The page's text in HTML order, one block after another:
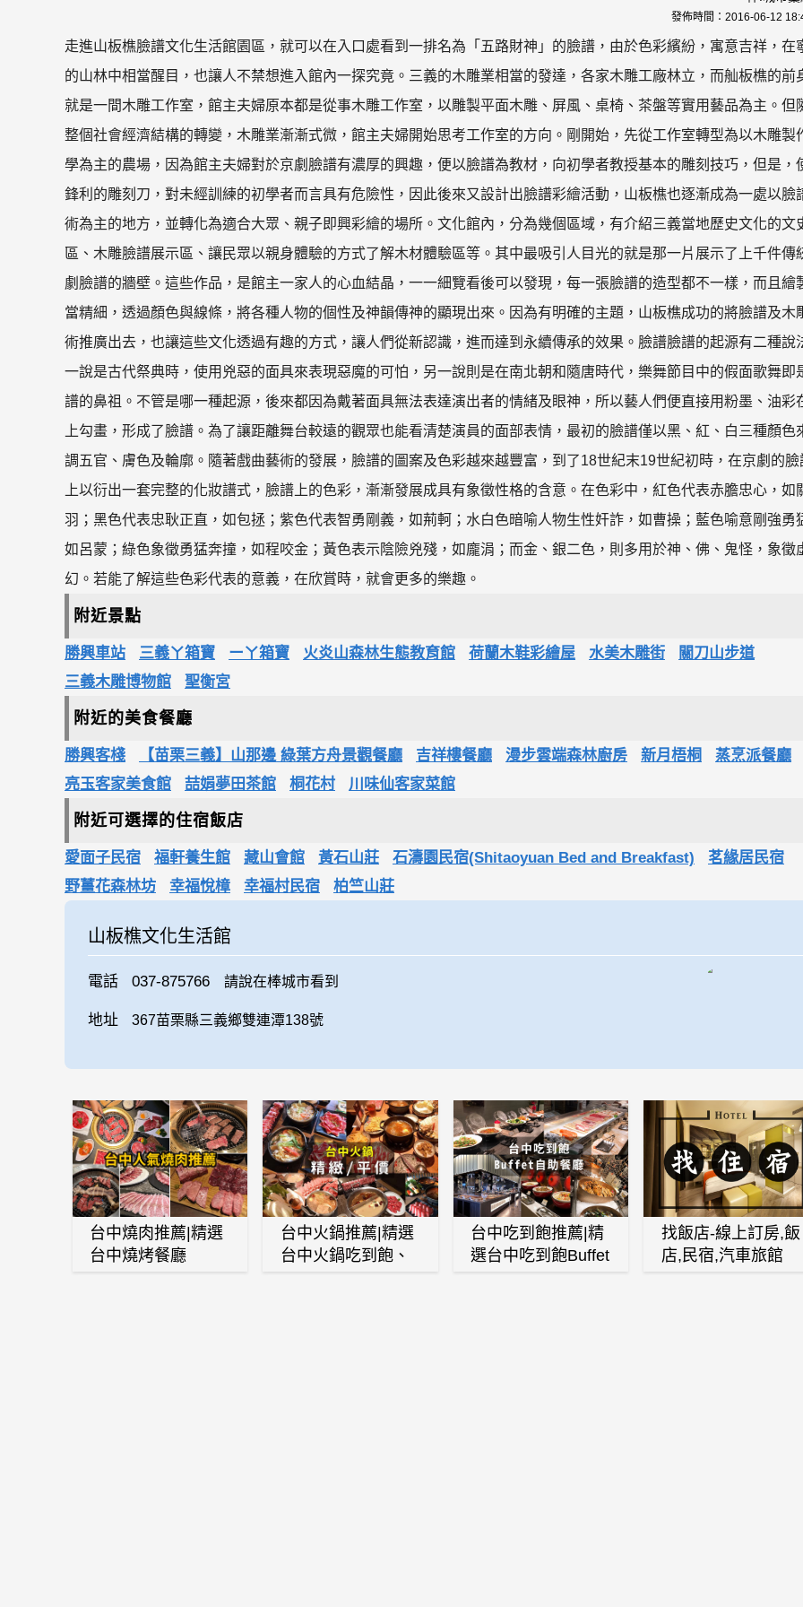
發佈時間： 2016-06-12
走進山板樵臉譜文化生活館園區，就可以在入口處看到一排名為「五路財神」的臉譜，由於色彩繽紛，寓意吉祥，在
的山林中相當醒目，也讓人不禁想進入館內一探究竟。三義的木雕業相當的發達，各家木雕工廠林立，而舢板樵的前
就是一間木雕工作室，館主夫婦原本都是從事木雕工作室，以雕製平面木雕、屏風、桌椅、茶盤等實用藝品為主。但
整個社會經濟結構的轉變，木雕業漸漸式微，館主夫婦開始思考工作室的方向。剛開始，先從工作室轉型為以木雕製
學為主的農場，因為館主夫婦對於京劇臉譜有濃厚的興趣，便以臉譜為教材，向初學者教授基本的雕刻技巧，但是，
鋒利的雕刻刀，對未經訓練的初學者而言具有危險性，因此後來又設計出臉譜彩繪活動，山板樵也逐漸成為一處以臉
術為主的地方，並轉化為適合大眾、親子即興彩繪的場所。文化館內，分為幾個區域，有介紹三義當地歷史文化的文
區、木雕臉譜展示區、讓民眾以親身體驗的方式了解木材體驗區等。其中最吸引人目光的就是那一片展示了上千件傳
劇臉譜的牆壁。這些作品，是館主一家人的心血結晶，一一細覽看後可以發現，每一張臉譜的造型都不一樣，而且繪
當精細，透過顏色與線條，將各種人物的個性及神韻傳神的顯現出來。因為有明確的主題，山板樵成功的將臉譜及木
術推廣出去，也讓這些文化透過有趣的方式，讓人們從新認識，進而達到永續傳承的效果。臉譜臉譜的起源有二種說
一說是古代祭典時，使用兇惡的面具來表現惡魔的可怕，另一說則是在南北朝和隨唐時代，樂舞節目中的假面歌舞即
譜的鼻祖。不管是哪一種起源，後來都因為戴著面具無法表達演出者的情緒及眼神，所以藝人們便直接用粉墨、油彩
上勾畫，形成了臉譜。為了讓距離舞台較遠的觀眾也能看清楚演員的面部表情，最初的臉譜僅以黑、紅、白三種顏色
調五官、膚色及輪廓。隨著戲曲藝術的發展，臉譜的圖案及色彩越來越豐富，到了18世紀末19世紀初時，在京劇的臉
上以衍出一套完整的化妝譜式，臉譜上的色彩，漸漸發展成具有象徵性格的含意。在色彩中，紅色代表赤膽忠心，如
羽；黑色代表忠耿正直，如包拯；紫色代表智勇剛義，如荊軻；水白色暗喻人物生性奸詐，如曹操；藍色喻意剛強勇
如呂蒙；綠色象徵勇猛奔撞，如程咬金；黃色表示陰險兇殘，如龐涓；而金、銀二色，則多用於神、佛、鬼怪，象徵
幻。若能了解這些色彩代表的意義，在欣賞時，就會更多的樂趣。
附近景點
勝興車站 三義ㄚ箱寶 ーㄚ箱寶 火炎山森林生態教育館 荷蘭木鞋彩繪屋 水美木雕街
關刀山步道
三義木雕博物館
聖衡宮
附近的美食餐廳
勝興客棧 【苗栗三義】山那邊 綠葉方舟景觀餐廳 吉祥樓餐廳 漫步雲端森林廚房 新月梧桐
蒸烹派餐廳
亮玉客家美食館
喆娟夢田茶館 桐花村 川味仙客家菜館
附近可選擇的住宿飯店
愛面子民宿 福軒養生館 藏山會館 黃石山莊 石濤園民宿(Shitaoyuan Bed and Breakfast)
茗緣居民宿
野薑花森林坊
幸福悅樟 幸福村民宿 柏竺山莊
山板樵文化生活館
電話 037-875766 請說在棒城市看到
地址 367苗栗縣三義鄉雙連潭138號
台中燒肉推薦|精選
台中燒烤餐廳
台中火鍋推薦|精選
台中火鍋吃到飽、
台中吃到飽推薦|精
選台中吃到飽Buffet
找飯店-線上訂房,飯
店,民宿,汽車旅館